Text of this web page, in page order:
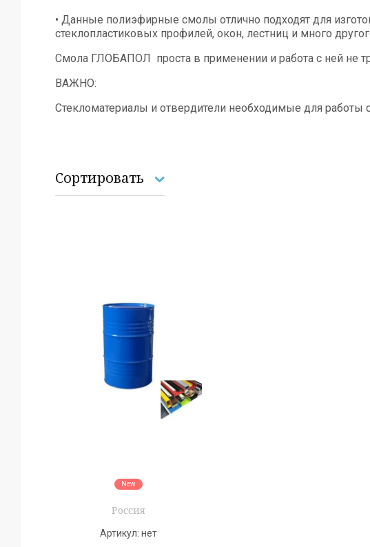
• Данные полиэфирные смолы отлично подходят для
стеклопластиковых профилей, окон, лестниц и много
Смола ГЛОБАПОЛ проста в применении и работа с ней не
ВАЖНО:
Стекломатериалы и отвердители необходимые для
Сортировать
New
Россия
Артикул: нет